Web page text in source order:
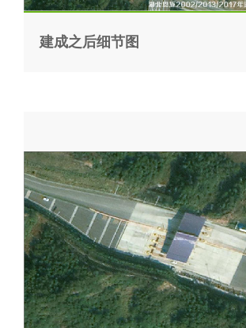
建成之后细节图